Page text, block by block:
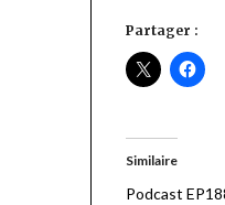
Partager :
Similaire
Podcast